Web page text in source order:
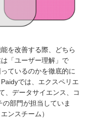
を改善する際、どちら
「ユーザー理解」で
ているのかを徹底的に
では、エクスペリエ
、データサイエンス、コ
部門が担当していま
ンスチーム）